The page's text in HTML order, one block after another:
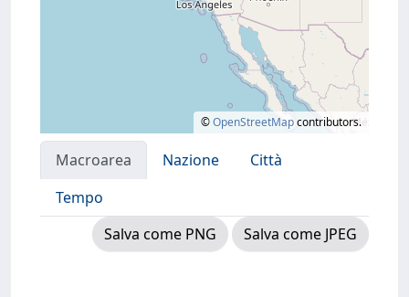
©OpenStreetMapcontributors.
Macroarea Nazione
Città
Tempo
Salva come PNG
Salva come JPEG